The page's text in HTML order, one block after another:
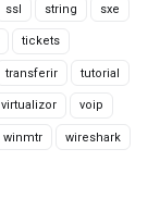
ssl string sxe
tickets
transferir tutorial
virtualizor voip
winmtr wireshark